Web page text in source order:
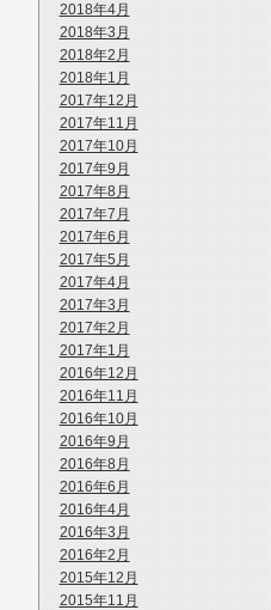
2018年4月
2018年3月
2018年2月
2018年1月
2017年12月
2017年11月
2017年10月
2017年9月
2017年8月
2017年7月
2017年6月
2017年5月
2017年4月
2017年3月
2017年2月
2017年1月
2016年12月
2016年11月
2016年10月
2016年9月
2016年8月
2016年6月
2016年4月
2016年3月
2016年2月
2015年12月
2015年11月